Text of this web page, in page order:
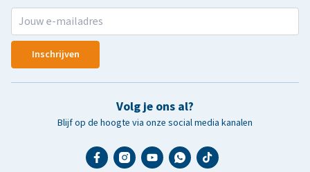
Inschrijven
Volg je ons al?
Blijf op de hoogte via onze social media kanalen